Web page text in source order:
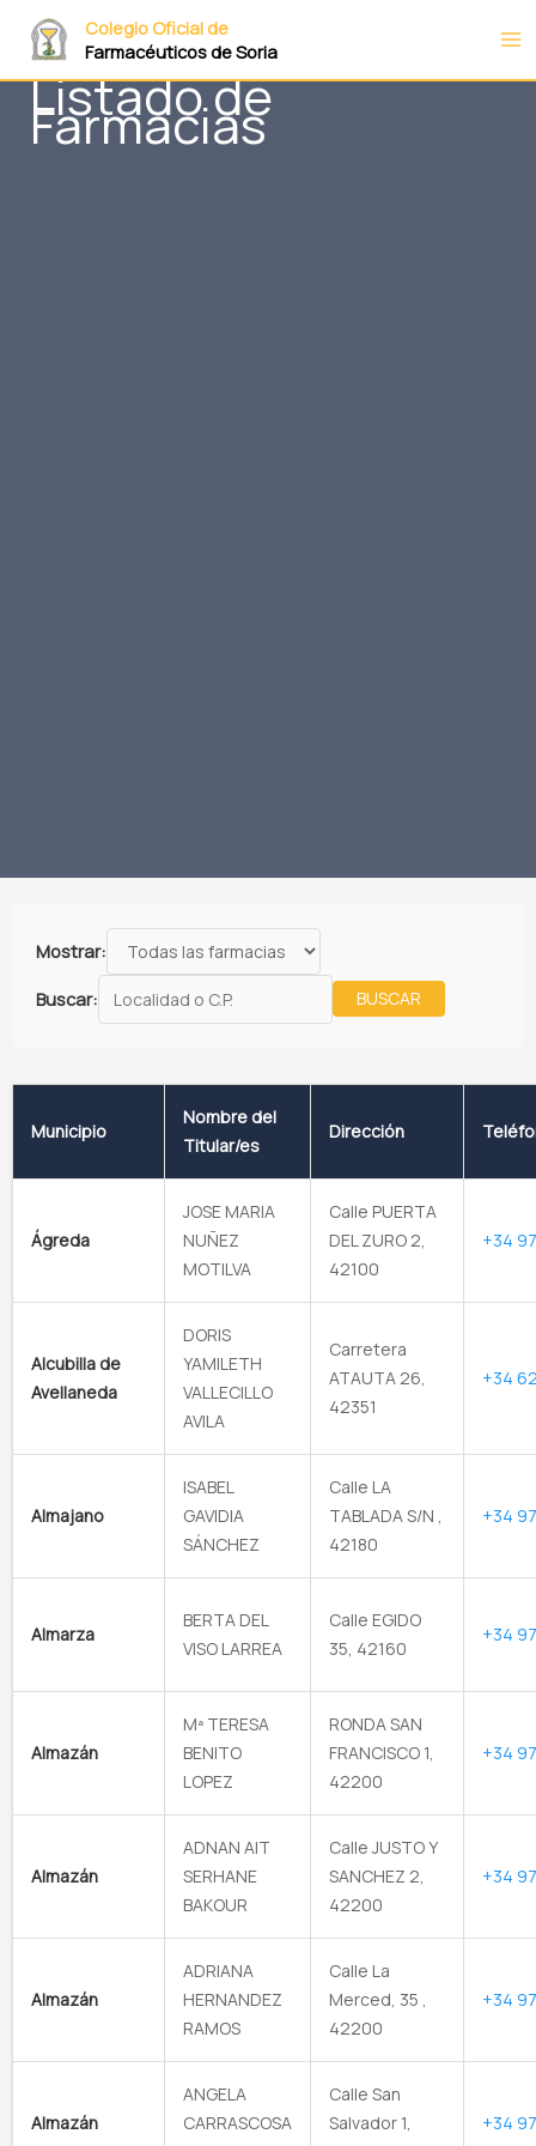
Colegio Oficial de
Farmacéuticos de Soria
Listado de
Farmacias
Mostrar:
Buscar:
BUSCAR
Municipio
Nombre del
Titular/es
Dirección
Ágreda
JOSE MARIA
NUÑEZ
MOTILVA
Calle PUERTA
DEL ZURO 2,
42100
+34
Alcubilla de
Avellaneda
DORIS
YAMILETH
VALLECILLO
AVILA
Carretera
ATAUTA 26,
42351
+34
Almajano
ISABEL
GAVIDIA
SÁNCHEZ
Calle LA
TABLADA S/N ,
42180
+34
Almarza
BERTA DEL
VISO LARREA
Calle EGIDO
35, 42160
+34
Almazán
Mª TERESA
BENITO
LOPEZ
RONDA SAN
FRANCISCO 1,
42200
+34
Almazán
ADNAN AIT
SERHANE
BAKOUR
Calle JUSTO Y
SANCHEZ 2,
42200
+34
Almazán
ADRIANA
HERNANDEZ
RAMOS
Calle La
Merced, 35 ,
42200
+34
Almazán
ANGELA
CARRASCOSA
Calle San
Salvador 1,
+34